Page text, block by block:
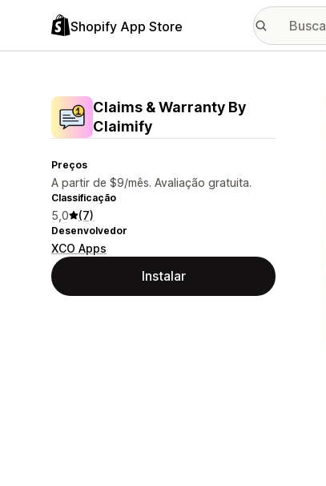
Shopify App Store
Claims & Warranty By
Claimify
Preços
A partir de $9/mês. Avaliação gratuita.
Classificação
5,0 (7)
Desenvolvedor
XCO Apps
Instalar